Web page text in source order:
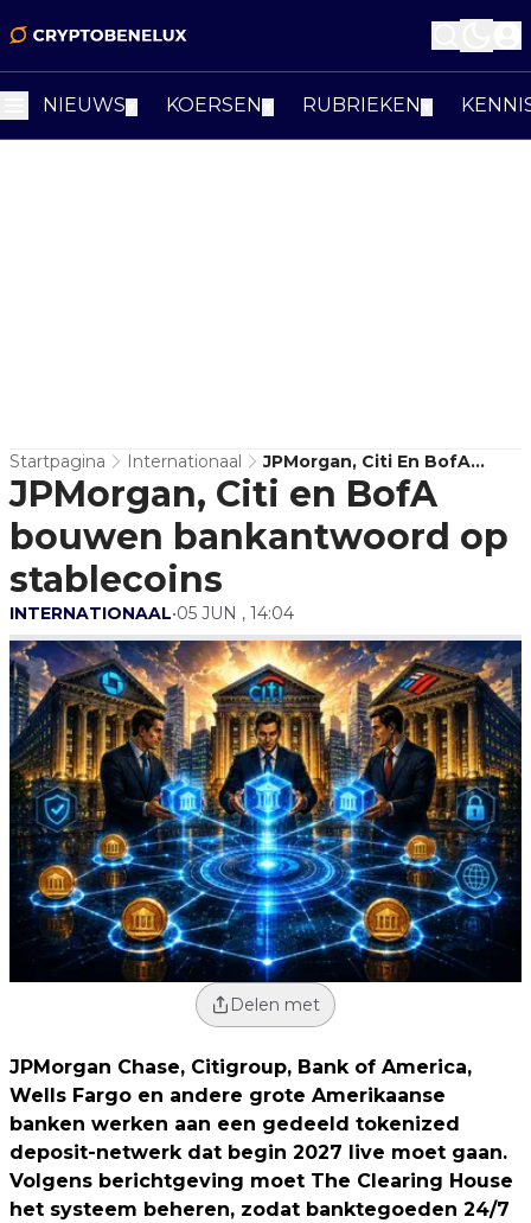
NIEUWS KOERSEN RUBRIEKEN
Startpagina Internationaal
JPMorgan, Citi En BofA
Bouwen Bankantwoord Op
Stablecoins
JPMorgan, Citi en BofA
bouwen bankantwoord op
stablecoins
INTERNATIONAAL•05 JUN , 14:04
Delen met
JPMorgan Chase, Citigroup, Bank of America,
Wells Fargo en andere grote Amerikaanse
banken werken aan een gedeeld tokenized
deposit-netwerk dat begin 2027 live moet gaan.
Volgens berichtgeving moet The Clearing House
het systeem beheren, zodat banktegoeden 24/7